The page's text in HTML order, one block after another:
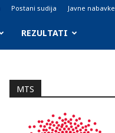
Postani sudija Javne nabavke
REZULTATI
MTS